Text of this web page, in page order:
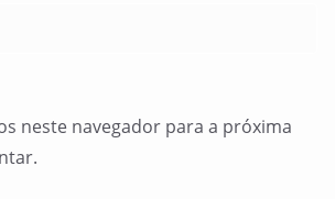
neste navegador para a próxima